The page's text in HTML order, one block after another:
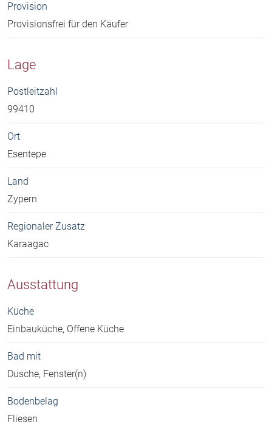
Provision
Provisionsfrei für den Käufer
Lage
Postleitzahl
99410
Ort
Esentepe
Land
Zypern
Regionaler Zusatz
Karaagac
Ausstattung
Küche
Einbauküche, Offene Küche
Bad mit
Dusche, Fenster(n)
Bodenbelag
Fliesen